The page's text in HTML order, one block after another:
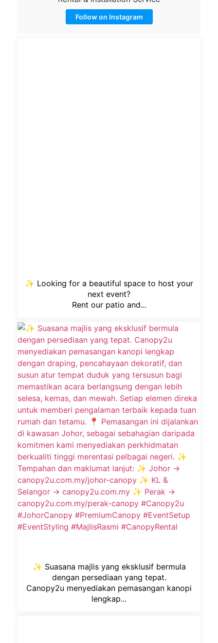
Follow on Instagram
✨ Looking for a beautiful space to host your
next event?
Rent our patio and...
✨ Suasana majlis yang eksklusif bermula
dengan persediaan yang tepat.
Canopy2u menyediakan pemasangan kanopi
lengkap...